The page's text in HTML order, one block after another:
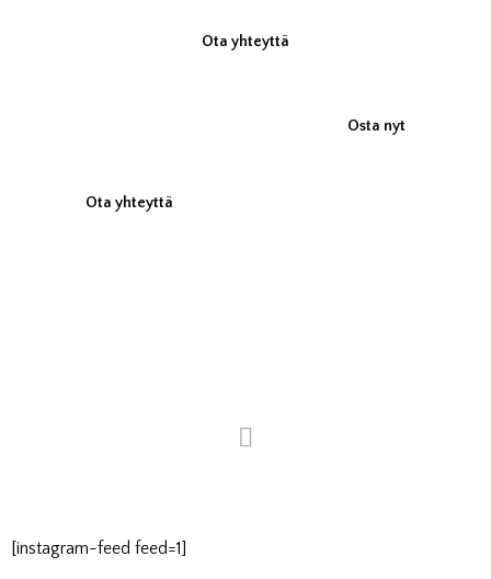
Ota yhteyttä
Osta nyt
Ota yhteyttä
[instagram-feed feed=1]